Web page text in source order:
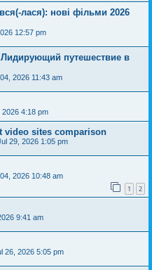
лася): нові фільми 2026
12:57 pm
Лидирующий путешествие в
2026 11:43 am
2026 4:18 pm
video sites comparison
29, 2026 1:05 pm
2026 10:48 am
1 2
9:41 am
26, 2026 5:05 pm